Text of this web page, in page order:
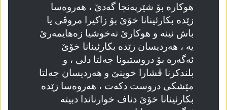
ھوکارە بۆ شێرپەنجا گەدێ ، ھەروەسا
زێدە بکارئینانا خۆێ بۆ زاکیرا مروڤی یا
باش نینە و ھوکارێ نەخوشیا زەھایمەرێ
یە ، ھەردیسان زێدە بکارئینانا خۆێ
ئەگەرە بۆ دروستبونا جەلتا دلی ، و
بلندکرنا ڤشارا خوینێ و ھەردیسان جەلتا
مێشکی دروست دکەت ، ھەروەسا زێدە
بکارئینانا خۆێ دناف خوارناندا دبیتە